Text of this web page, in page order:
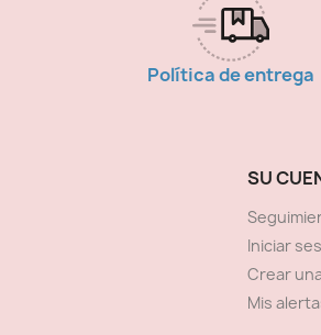
Política de entrega
SU
Iniciar
Crear
Mis